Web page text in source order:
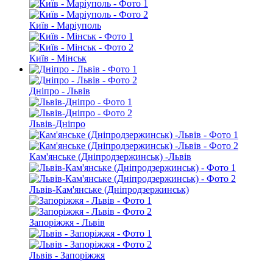
Київ - Маріуполь
Київ - Мінськ
Дніпро - Львів
Львів-Дніпро
Кам'янське (Дніпродзержинськ) -Львів
Львів-Кам'янське (Дніпродзержинськ)
Запоріжжя - Львів
Львів - Запоріжжя